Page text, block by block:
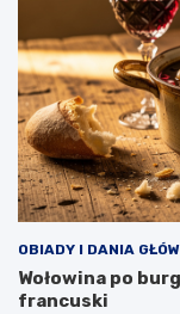
OBIADY I DANIA
Wołowina po
francuski